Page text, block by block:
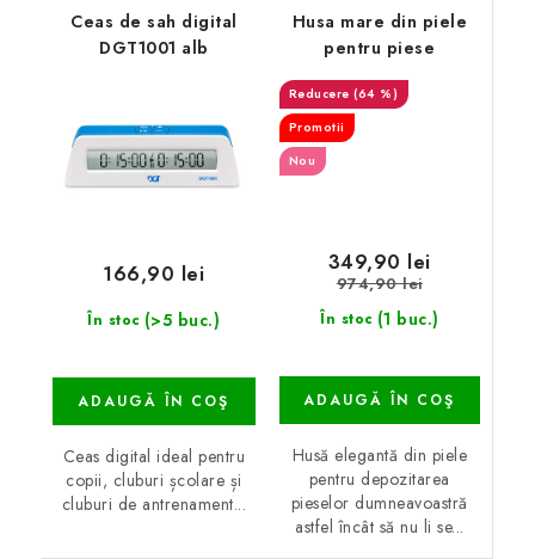
Ceas de sah digital
DGT1001 alb
În stoc (>5 buc.)
166,90 lei
ADAUGĂ ÎN COŞ
Ceas digital ideal pentru
copii, cluburi școlare și
cluburi de antrenament...
Husa mare din piele
pentru piese
(64 %)
Promotii
Nou
În stoc (1 buc.)
349,90 lei
974,90 lei
ADAUGĂ ÎN COŞ
Husă elegantă din piele
pentru depozitarea
pieselor dumneavoastră
astfel încât să nu li se...